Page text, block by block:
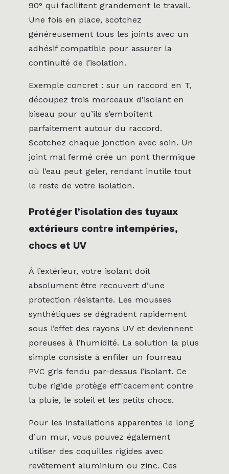
90° qui facilitent grandement le travail.
Une fois en place, scotchez
généreusement tous les joints avec un
adhésif compatible pour assurer la
continuité de l’isolation.
Exemple concret : sur un raccord en T,
découpez trois morceaux d’isolant en
biseau pour qu’ils s’emboîtent
parfaitement autour du raccord.
Scotchez chaque jonction avec soin. Un
joint mal fermé crée un pont thermique
où l’eau peut geler, rendant inutile tout
le reste de votre isolation.
Protéger l’isolation des tuyaux
extérieurs contre intempéries,
chocs et UV
À l’extérieur, votre isolant doit
absolument être recouvert d’une
protection résistante. Les mousses
synthétiques se dégradent rapidement
sous l’effet des rayons UV et deviennent
poreuses à l’humidité. La solution la plus
simple consiste à enfiler un fourreau
PVC gris fendu par-dessus l’isolant. Ce
tube rigide protège efficacement contre
la pluie, le soleil et les petits chocs.
Pour les installations apparentes le long
d’un mur, vous pouvez également
utiliser des coquilles rigides avec
revêtement aluminium ou zinc. Ces